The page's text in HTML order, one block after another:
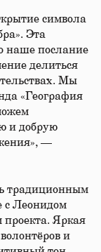
символа
Эта
наше послание
делиться
Мы
«География
и добрую
—
традиционным
с Леонидом
Яркая
и